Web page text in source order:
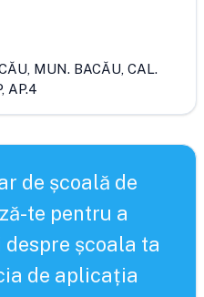
MUN. BACĂU, CAL.
AP.4
de școală de
te pentru a
școala ta
de aplicația